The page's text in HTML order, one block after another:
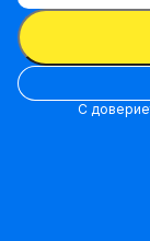
Въведи
С